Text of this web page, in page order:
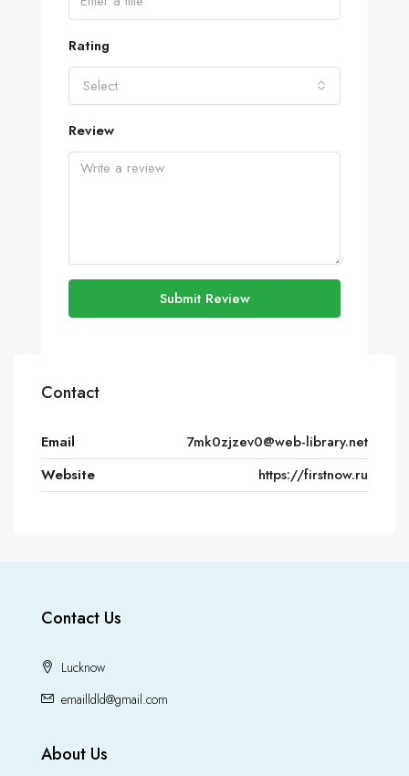
Rating
Select
Review
Submit Review
Contact
Email
7mk0zjzev0@web-library.net
Website
https://firstnow.ru
Contact Us
Lucknow
emailldld@gmail.com
About Us